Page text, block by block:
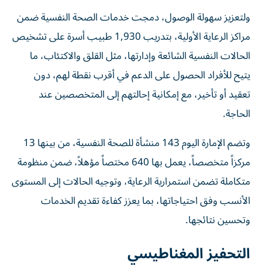
ولتعزيز سهولة الوصول، دمجت خدمات الصحة النفسية ضمن
مراكز الرعاية الأولية، بتدريب 1,930 طبيب أسرة على تشخيص
الحالات النفسية الشائعة وإدارتها، مثل القلق والاكتئاب، ما
يتيح للأفراد الحصول على الدعم في أقرب نقطة لهم، دون
تعقيد أو تأخير، مع إمكانية إحالتهم إلى المتخصصين عند
الحاجة.
وتضم الإمارة اليوم 143 منشأة للصحة النفسية، من بينها 13
مركزاً متخصصاً، يعمل بها 640 مختصاً مؤهلاً، ضمن منظومة
متكاملة تضمن استمرارية الرعاية، وتوجيه الحالات إلى المستوى
الأنسب وفق احتياجاتها، بما يعزز كفاءة تقديم الخدمات
وتحسين نتائجها.
التحفيز المغناطيسي